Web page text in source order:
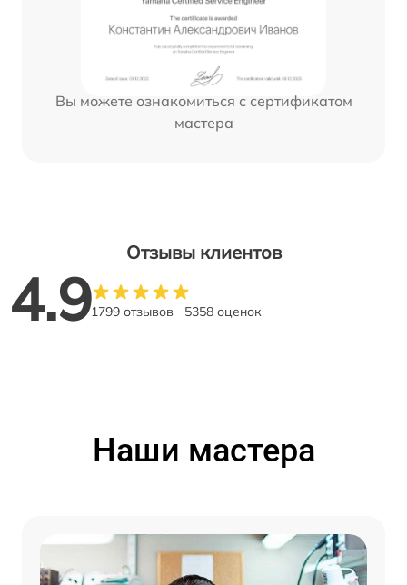
Вы можете ознакомиться с сертификатом
мастера
Отзывы клиентов
4.91799 отзывов 5358 оценок
Наши мастера